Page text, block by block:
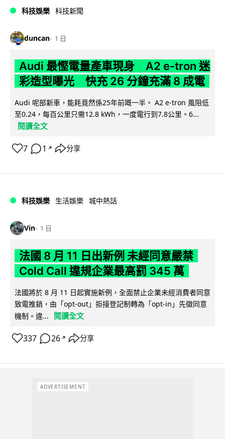
科技娛樂 科技新聞
duncan 1 日
Audi 最慳電量產車現身 A2 e-tron 迷
彩造型曝光 快充 26 分鐘充滿 8 成電
Audi 呢部新車，能耗竟然係25年前嘅一半。 A2 e-tron 風阻低
至0.24，每百公里只需12.8 kWh，一度電行到7.8公里。6...
閱讀全文
7 1 ↗ 分享
科技娛樂 生活娛樂 城中熱話
Vin 1 日
法國 8 月 11 日出新例 未經同意嚴禁
Cold Call 違規企業最高罰 345 萬
法國將於 8 月 11 日起實施新例，全面禁止企業未經消費者同意
致電推銷，由「opt-out」拒接登記制轉為「opt-in」先徵同意
機制。違...
閱讀全文
337 26 ↗ 分享
ADVERTISEMENT